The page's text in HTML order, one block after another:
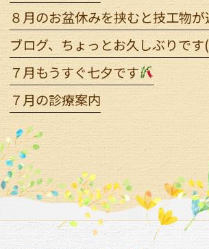
８月のお盆休みを挟むと技工物が
ブログ、ちょっとお久しぶりで
７月もうすぐ七夕です
７月の診療案内